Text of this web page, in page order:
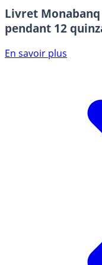
Livret Monabanq
pendant 12
En savoir plus